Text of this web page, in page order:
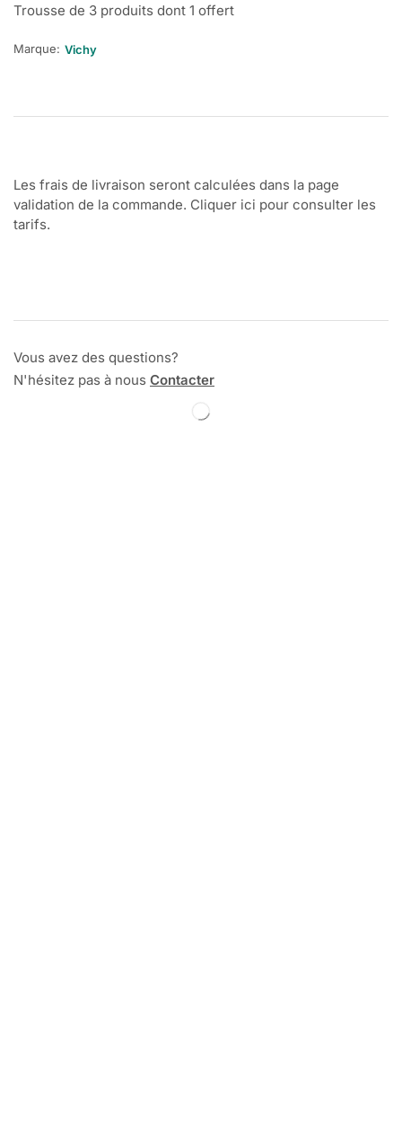
Trousse de 3 produits dont 1 offert
Marque: Vichy
Les frais de livraison seront calculées dans la page
validation de la commande. Cliquer ici pour consulter les
tarifs.
Vous avez des questions?
N'hésitez pas à nous Contacter